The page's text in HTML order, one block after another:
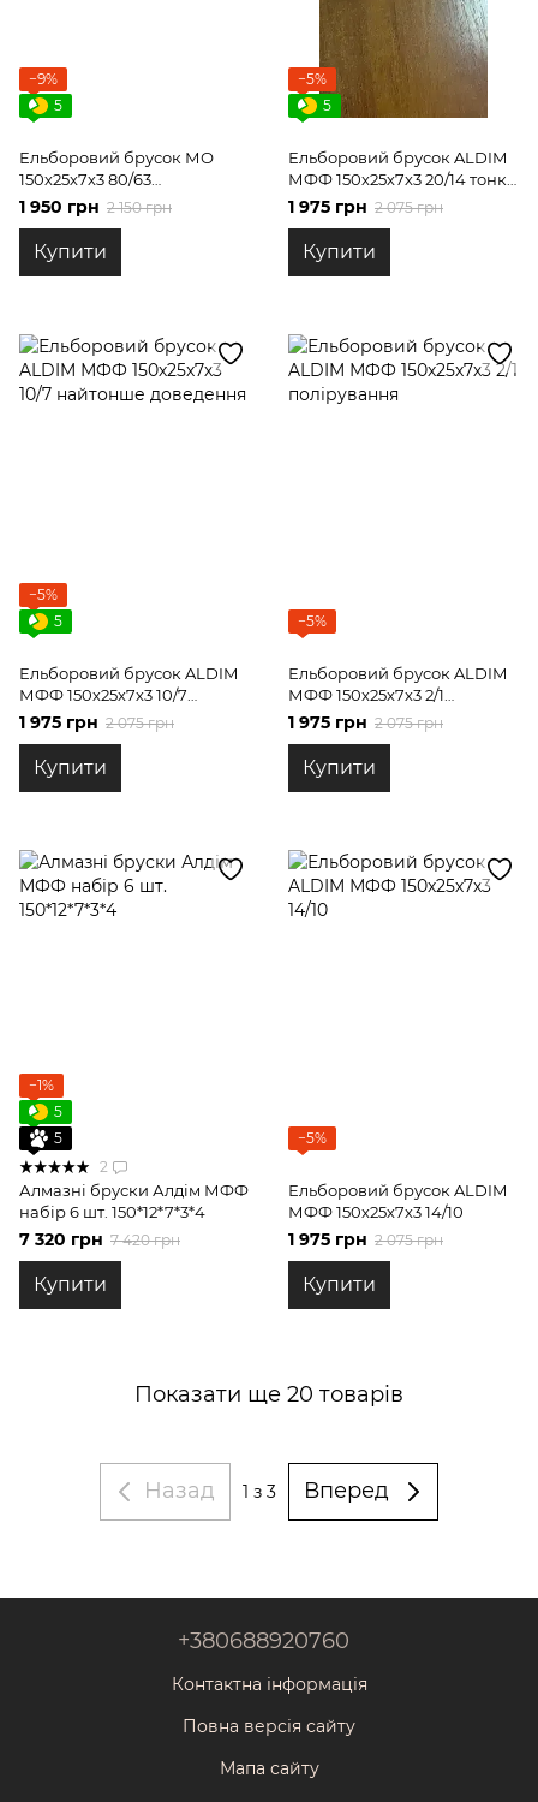
−9%
5
Ельборовий брусок МО
150х25х7х3 80/63
напівчистове заточування
1 950 грн 2 150 грн
Купити
−5%
5
Ельборовий брусок ALDIM
МФФ 150х25х7х3 20/14 тонке
доведення
1 975 грн 2 075 грн
Купити
−5%
5
Ельборовий брусок ALDIM
МФФ 150х25х7х3 10/7
найтонше доведення
1 975 грн 2 075 грн
Купити
−5%
Ельборовий брусок ALDIM
МФФ 150х25х7х3 2/1
полірування
1 975 грн 2 075 грн
Купити
−1%
5
5
2
Алмазні бруски Алдім МФФ
набір 6 шт. 150*12*7*3*4
7 320 грн 7 420 грн
Купити
−5%
Ельборовий брусок ALDIM
МФФ 150х25х7х3 14/10
1 975 грн 2 075 грн
Купити
Показати ще 20 товарів
Назад 1 з 3 Вперед
+380688920760
Контактна інформація
Повна версія сайту
Мапа сайту